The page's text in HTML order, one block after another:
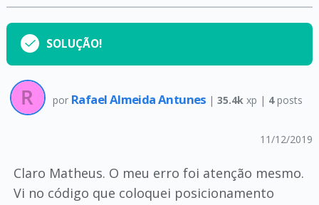
SOLUÇÃO!
por Rafael Almeida Antunes |35.4k xp | 4posts
11/12/2019
Claro Matheus. O meu erro foi atenção mesmo.
Vi no código que coloquei posicionamento